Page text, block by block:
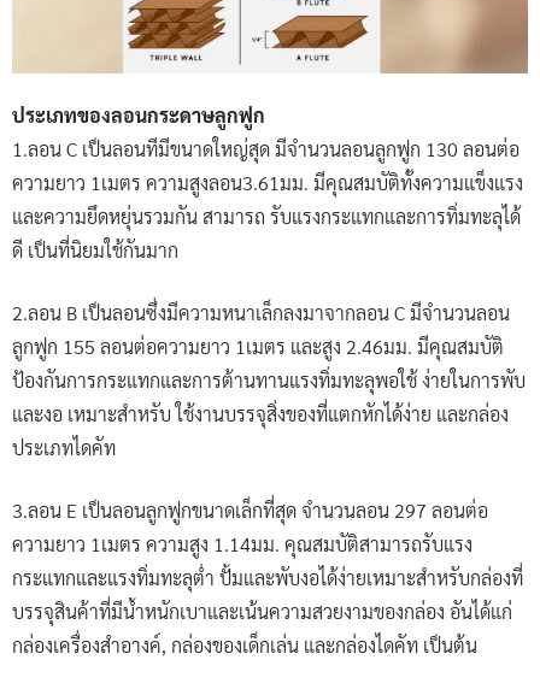
ประเภทของลอนกระดาษลูกฟูก
1.ลอน C เป็นลอนทีมีขนาดใหญ่สุด มีจำนวนลอนลูกฟูก 130 ลอนต่อ
ความยาว 1เมตร ความสูงลอน3.61มม. มีคุณสมบัติทั้งความแข็งแรง
และความยึดหยุ่นรวมกัน สามารถ รับแรงกระแทกและการทิ่มทะลุได้
ดี เป็นที่นิยมใช้กันมาก
2.ลอน B เป็นลอนซึ่งมีความหนาเล็กลงมาจากลอน C มีจำนวนลอน
ลูกฟูก 155 ลอนต่อความยาว 1เมตร และสูง 2.46มม. มีคุณสมบัติ
ป้องกันการกระแทกและการต้านทานแรงทิ่มทะลุพอใช้ ง่ายในการพับ
และงอ เหมาะสำหรับ ใช้งานบรรจุสิ่งของที่แตกหักได้ง่าย และกล่อง
ประเภทไดคัท
3.ลอน E เป็นลอนลูกฟูกขนาดเล็กที่สุด จำนวนลอน 297 ลอนต่อ
ความยาว 1เมตร ความสูง 1.14มม. คุณสมบัติสามารถรับแรง
กระแทกและแรงทิ่มทะลุต่ำ ปั้มและพับงอได้ง่ายเหมาะสำหรับกล่องที่
บรรจุสินค้าที่มีน้ำหนักเบาและเน้นความสวยงามของกล่อง อันได้แก่
กล่องเครื่องสำอางค์, กล่องของเด็กเล่น และกล่องไดคัท เป็นต้น